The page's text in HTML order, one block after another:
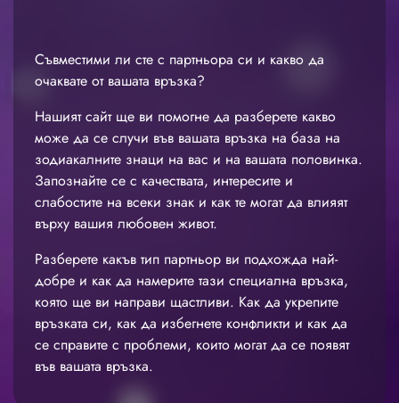
Съвместими ли сте с партньора си и какво да
очаквате от вашата връзка?
Нашият сайт ще ви помогне да разберете какво
може да се случи във вашата връзка на база на
зодиакалните знаци на вас и на вашата половинка.
Запознайте се с качествата, интересите и
слабостите на всеки знак и как те могат да влияят
върху вашия любовен живот.
Разберете какъв тип партньор ви подхожда най-
добре и как да намерите тази специална връзка,
която ще ви направи щастливи. Как да укрепите
връзката си, как да избегнете конфликти и как да
се справите с проблеми, които могат да се появят
във вашата връзка.